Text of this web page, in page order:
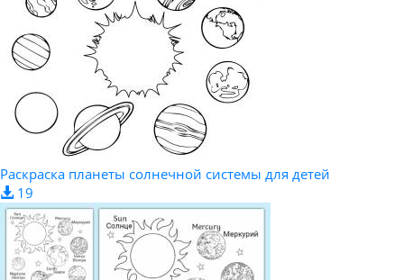
Раскраска планеты солнечной системы для детей
19